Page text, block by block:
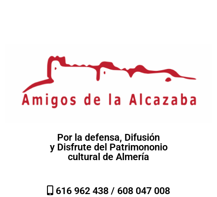
Por la defensa, Difusión
y Disfrute del Patrimononio
cultural de Almería
616 962 438 / 608 047 008